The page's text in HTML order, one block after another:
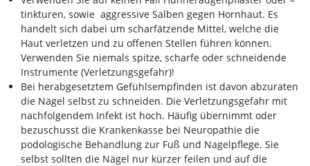
tinkturen, sowie aggressive Salben gegen Hornhaut. Es
handelt sich dabei um scharfätzende Mittel, welche die
Haut verletzen und zu offenen Stellen führen können.
Verwenden Sie niemals spitze, scharfe oder schneidende
Instrumente (Verletzungsgefahr)!
Bei herabgesetztem Gefühlsempfinden ist davon abzuraten
die Nägel selbst zu schneiden. Die Verletzungsgefahr mit
nachfolgendem Infekt ist hoch. Häufig übernimmt oder
bezuschusst die Krankenkasse bei Neuropathie die
podologische Behandlung zur Fuß und Nagelpflege. Sie
selbst sollten die Nägel nur kürzer feilen und auf die